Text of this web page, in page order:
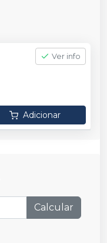
Ver info
Adicionar
Calcular